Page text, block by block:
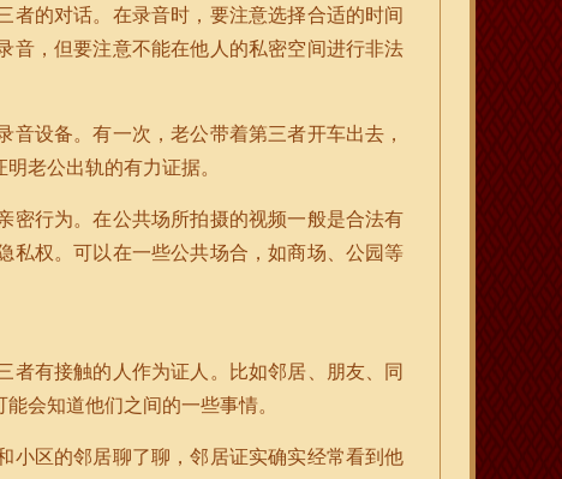
者的对话。在录音时，要注意选择合适的时间
音，但要注意不能在他人的私密空间进行非法
设备。有一次，老公带着第三者开车出去，
老公出轨的有力证据。
密行为。在公共场所拍摄的视频一般是合法有
私权。可以在一些公共场合，如商场、公园等
者有接触的人作为证人。比如邻居、朋友、同
会知道他们之间的一些事情。
小区的邻居聊了聊，邻居证实确实经常看到他